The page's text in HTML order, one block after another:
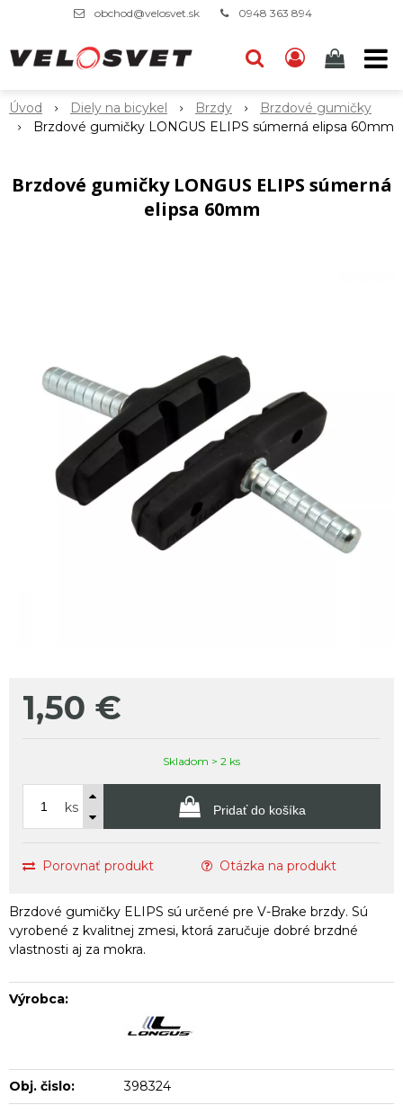
obchod@velosvet.sk 0948 363 894
Úvod Diely na bicykel Brzdy
Brzdové gumičky
Brzdové gumičky LONGUS ELIPS súmerná elipsa 60mm
Brzdové gumičky LONGUS ELIPS súmerná
elipsa 60mm
1,50 €
Skladom > 2 ks
ks Pridať do košíka
Porovnať produkt Otázka na produkt
Brzdové gumičky ELIPS sú určené pre V-Brake brzdy. Sú
vyrobené z kvalitnej zmesi, ktorá zaručuje dobré brzdné
vlastnosti aj za mokra.
Výrobca:
Obj. čislo: 398324